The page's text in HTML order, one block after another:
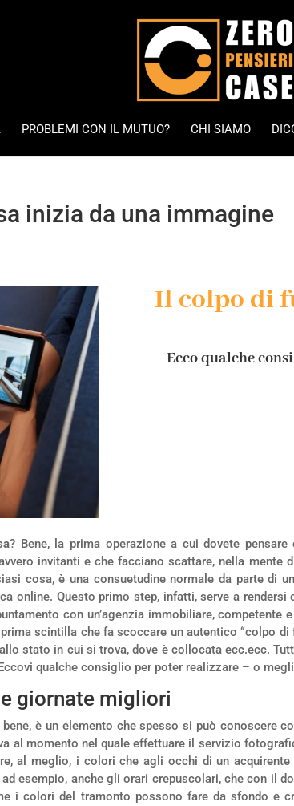
PROBLEMI CON IL MUTUO? CHI SIAMO
inizia da una immagine
Il colpo di
Ecco qualche
? Bene, la prima operazione a cui dovete pensare
invitanti e che facciano scattare, nella mente
cosa, è una consuetudine normale da parte di
online. Questo primo step, infatti, serve a
con un’agenzia immobiliare,
scintilla che fa scoccare un autentico “colpo
stato in cui si trova, dove è collocata ecc.ecc.
qualche consiglio per poter realizzare – o
giornate migliori
è un elemento che spesso si può conoscere
al momento nel quale effettuare il servizio
al meglio, i colori che agli occhi di un
esempio, anche gli orari crepuscolari, che con il
i colori del tramonto possono fare da sfondo e